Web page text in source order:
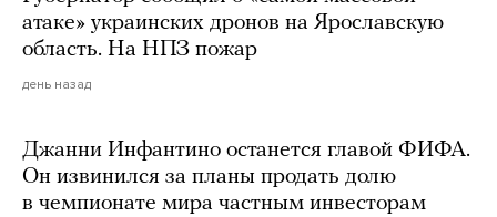
атаке» украинских дронов на Ярославскую
область. На НПЗ пожар
день назад
Джанни Инфантино останется главой ФИФА.
Он извинился за планы продать долю
в чемпионате мира частным инвесторам